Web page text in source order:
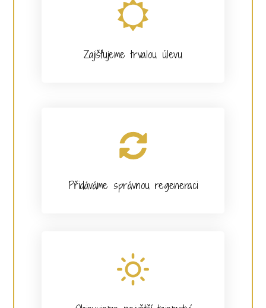
Zajišťujeme trvalou úlevu
Přidáváme správnou regeneraci